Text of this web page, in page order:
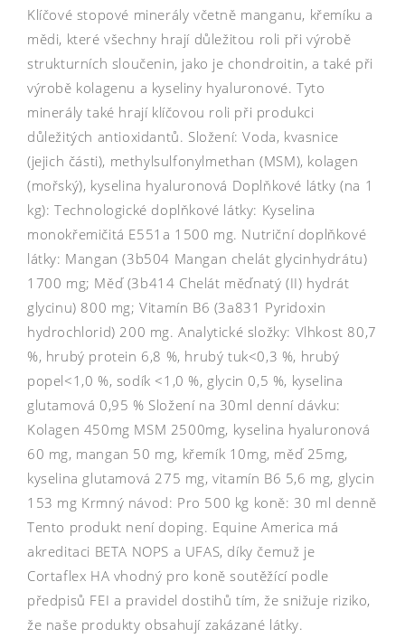
Klíčové stopové minerály včetně manganu, křemíku a
mědi, které všechny hrají důležitou roli při výrobě
strukturních sloučenin, jako je chondroitin, a také při
výrobě kolagenu a kyseliny hyaluronové. Tyto
minerály také hrají klíčovou roli při produkci
důležitých antioxidantů. Složení: Voda, kvasnice
(jejich části), methylsulfonylmethan (MSM), kolagen
(mořský), kyselina hyaluronová Doplňkové látky (na 1
kg): Technologické doplňkové látky: Kyselina
monokřemičitá E551a 1500 mg. Nutriční doplňkové
látky: Mangan (3b504 Mangan chelát glycinhydrátu)
1700 mg; Měď (3b414 Chelát měďnatý (II) hydrát
glycinu) 800 mg; Vitamín B6 (3a831 Pyridoxin
hydrochlorid) 200 mg. Analytické složky: Vlhkost 80,7
%, hrubý protein 6,8 %, hrubý tuk<0,3 %, hrubý
popel<1,0 %, sodík <1,0 %, glycin 0,5 %, kyselina
glutamová 0,95 % Složení na 30ml denní dávku:
Kolagen 450mg MSM 2500mg, kyselina hyaluronová
60 mg, mangan 50 mg, křemík 10mg, měď 25mg,
kyselina glutamová 275 mg, vitamín B6 5,6 mg, glycin
153 mg Krmný návod: Pro 500 kg koně: 30 ml denně
Tento produkt není doping. Equine America má
akreditaci BETA NOPS a UFAS, díky čemuž je
Cortaflex HA vhodný pro koně soutěžící podle
předpisů FEI a pravidel dostihů tím, že snižuje riziko,
že naše produkty obsahují zakázané látky.